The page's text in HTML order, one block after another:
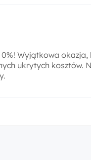
Wyjątkowa okazja,
ukrytych kosztów.